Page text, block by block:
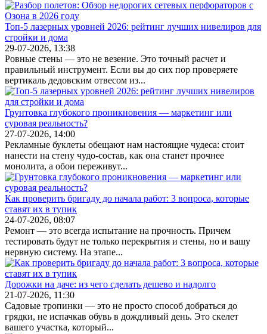
Топ-5 лазерных уровней 2026: рейтинг лучших нивелиров для
стройки и дома
29-07-2026, 13:38
Ровные стены — это не везение. Это точный расчет и
правильный инструмент. Если вы до сих пор проверяете
вертикаль дедовским отвесом из...
Грунтовка глубокого проникновения — маркетинг или
суровая реальность?
27-07-2026, 14:00
Рекламные буклеты обещают нам настоящие чудеса: стоит
нанести на стену чудо-состав, как она станет прочнее
монолита, а обои переживут...
Как проверить бригаду до начала работ: 3 вопроса, которые
ставят их в тупик
24-07-2026, 08:07
Ремонт — это всегда испытание на прочность. Причем
тестировать будут не только перекрытия и стены, но и вашу
нервную систему. На этапе...
Дорожки на даче: из чего сделать дешево и надолго
21-07-2026, 11:30
Садовые тропинки — это не просто способ добраться до
грядки, не испачкав обувь в дождливый день. Это скелет
вашего участка, который...